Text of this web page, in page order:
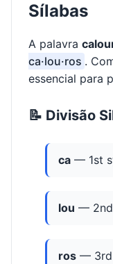
Sílabas
A palavra
ca·lou·ros .
essencial para
📝 Divisão
ca — 1st
lou — 2nd
ros — 3rd